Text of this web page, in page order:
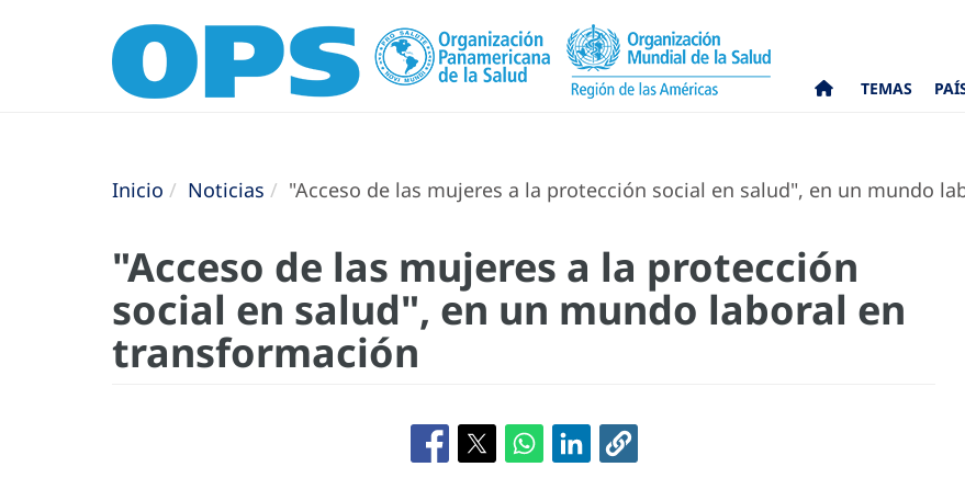
TEMAS
Inicio Noticias "Acceso de las mujeres a la protección social en salud", en un mundo
"Acceso de las mujeres a la protección
social en salud", en un mundo laboral en
transformación